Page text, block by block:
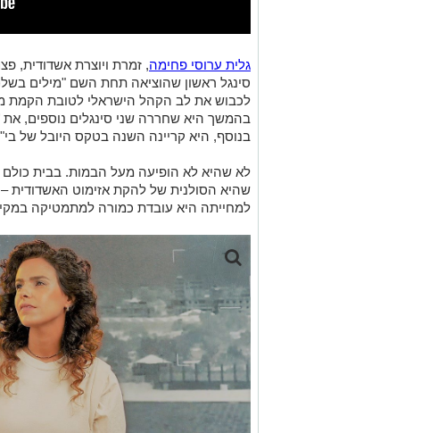
גלית ערוסי פחימה, זמרת ויוצרת אשדודית,
סינגל ראשון שהוציאה תחת השם "מילים
לכבוש את לב הקהל הישראלי לטובת הקמת
בהמשך היא שחררה שני סינגלים נוספים, את
בנוסף, היא קריינה השנה בטקס היובל של
לא שהיא לא הופיעה מעל הבמות. בבית
שהיא הסולנית של להקת אזימוט
למחייתה היא עובדת כמורה למתמטיקה